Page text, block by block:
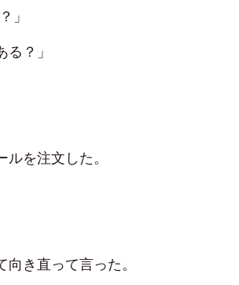
」
？」
を注文した。
き直って言った。